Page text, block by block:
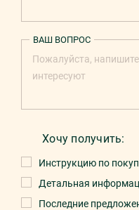
Хочу получить:
Инструкцию по
Детальная
Последние
ВАШ ВОПРОС